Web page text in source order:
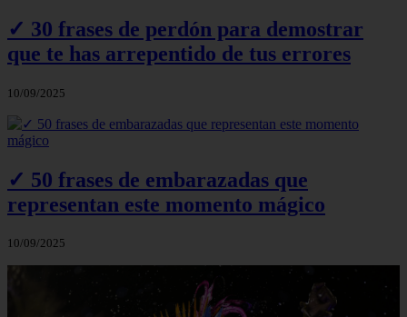
✓ 30 frases de perdón para demostrar
que te has arrepentido de tus errores
10/09/2025
✓ 50 frases de embarazadas que
representan este momento mágico
10/09/2025